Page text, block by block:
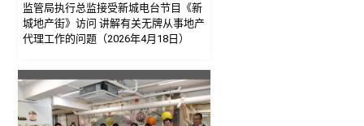
监管局执行总监接受新城电台节目《新
城地产街》访问 讲解有关无牌从事地产
代理工作的问题（2026年4月18日）